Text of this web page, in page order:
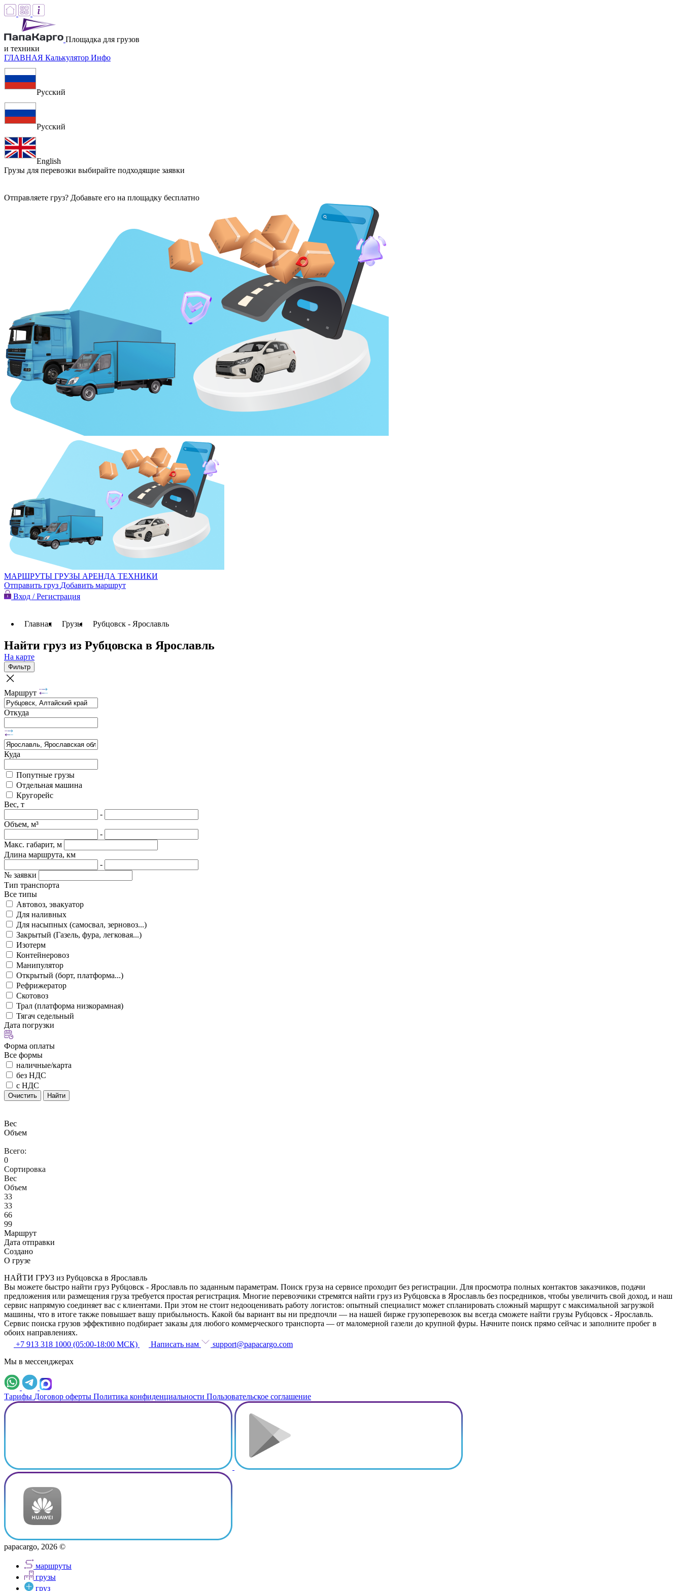
Площадка для грузов
и техники
ГЛАВНАЯ Калькулятор Инфо
Русский
Русский
English
Грузы для перевозки выбирайте подходящие заявки
Отправляете груз? Добавьте его на площадку бесплатно
МАРШРУТЫ ГРУЗЫ АРЕНДА ТЕХНИКИ
Отправить груз Добавить маршрут
Вход / Регистрация
Главная Грузы Рубцовск - Ярославль
Найти груз из Рубцовска в Ярославль
На карте
Фильтр
Маршрут
Откуда
Куда
Попутные грузы
Отдельная машина
Кругорейс
Вес, т
-
Объем, м³
-
Макс. габарит, м
Длина маршрута, км
-
№ заявки
Тип транспорта
Все типы
Автовоз, эвакуатор
Для наливных
Для насыпных (самосвал, зерновоз...)
Закрытый (Газель, фура, легковая...)
Изотерм
Контейнеровоз
Манипулятор
Открытый (борт, платформа...)
Рефрижератор
Скотовоз
Трал (платформа низкорамная)
Тягач седельный
Дата погрузки
Форма оплаты
Все формы
наличные/карта
без НДС
с НДС
Очистить Найти
Вес
Объем
Всего:
0
Сортировка
Вес
Объем
33
33
66
99
Маршрут
Дата отправки
Создано
О грузе
НАЙТИ ГРУЗ из Рубцовска в Ярославль
Вы можете быстро найти груз Рубцовск - Ярославль по заданным параметрам. Поиск груза на сервисе проходит без регистрации. Для просмотра полных контактов заказчиков, подачи
предложения или размещения груза требуется простая регистрация. Многие перевозчики стремятся найти груз из Рубцовска в Ярославль без посредников, чтобы увеличить свой доход, и наш
сервис напрямую соединяет вас с клиентами. При этом не стоит недооценивать работу логистов: опытный специалист может спланировать сложный маршрут с максимальной загрузкой
машины, что в итоге также повышает вашу прибыльность. Какой бы вариант вы ни предпочли — на нашей бирже грузоперевозок вы всегда сможете найти грузы Рубцовск - Ярославль.
Сервис поиска грузов эффективно подбирает заказы для любого коммерческого транспорта — от маломерной газели до крупной фуры. Начните поиск прямо сейчас и заполните пробег в
обоих направлениях.
+7 913 318 1000 (05:00-18:00 МСК)
Написать нам
support@papacargo.com
Мы в мессенджерах
Тарифы Договор оферты Политика конфиденциальности Пользовательское соглашение
papacargo, 2026 ©
маршруты
грузы
груз